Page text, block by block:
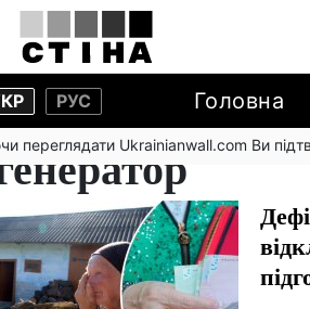
РУС Головна
переглядати Ukrainianwall.com Ви